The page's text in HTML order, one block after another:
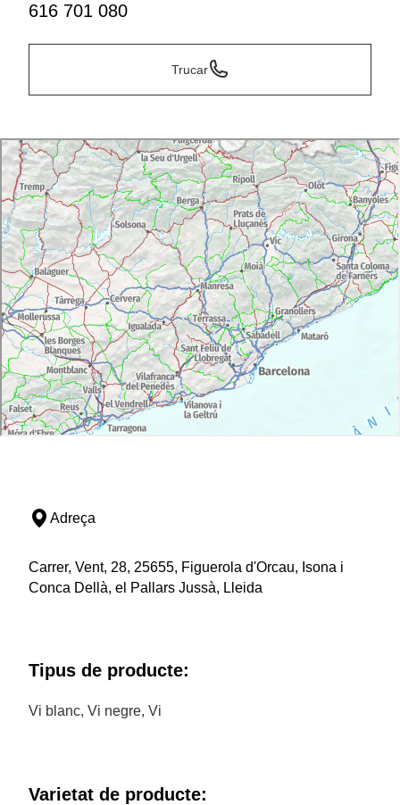
616 701 080
Trucar
Adreça
Carrer, Vent, 28, 25655, Figuerola d'Orcau, Isona i
Conca Dellà, el Pallars Jussà, Lleida
Tipus de producte:
Vi blanc, Vi negre, Vi
Varietat de producte: